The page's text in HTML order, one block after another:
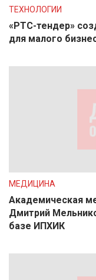
ТЕХНОЛОГИИ
«РТС-тендер»
для малого
МЕДИЦИНА
Академическая
Дмитрий
базе ИПХИК